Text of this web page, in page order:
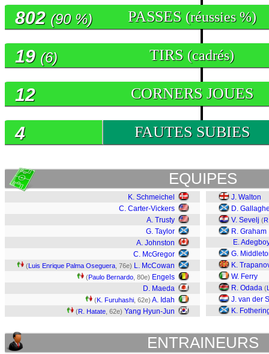
PASSES (réussies %)
802 (90 %)
TIRS (cadrés)
19 (6)
CORNERS JOUES
12
FAUTES SUBIES
4
EQUIPES
K. Schmeichel
C. Carter-Vickers
A. Trusty
G. Taylor
A. Johnston
C. McGregor
(Luis Enrique Palma Oseguera , 76e) L. McCowan
(Paulo Bernardo , 80e) Engels
D. Maeda
(K. Furuhashi , 62e) A. Idah
(R. Hatate , 62e) Yang Hyun-Jun
J. Walton
D.
V. Sevelj (
R. Graham
E.
G.
K.
W. Ferry
R. Odada (
J. van der
K.
ENTRAINEURS